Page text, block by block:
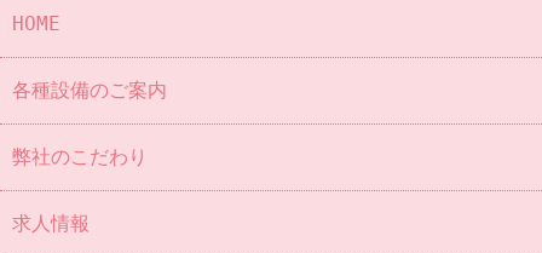
HOME
各種設備のご案内
弊社のこだわり
求人情報